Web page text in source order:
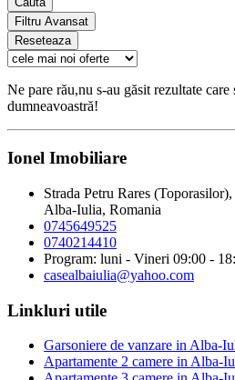
Filtru Avansat
Reseteaza
Ne pare rău,nu s-au găsit rezultate
dumneavoastră!
Ionel Imobiliare
Strada Petru Rares
Alba-Iulia, Romania
0745649525
0740214410
Program: luni - Vineri 09:00 -
casealbaiulia@yahoo.com
Linkluri utile
Garsoniere de vanzare in Alba-
Apartamente 2 camere in Alba-